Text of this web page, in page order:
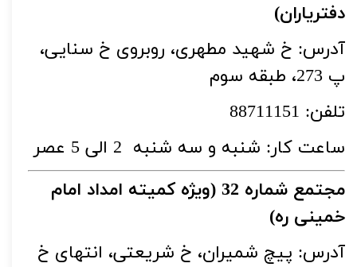
دفتریاران)
آدرس: خ شهید مطهری، روبروی خ سنایی،
پ 273، طبقه سوم
تلفن: 88711151
ساعت کار: شنبه و سه شنبه 2 الی 5 عصر
مجتمع شماره 32 (ویژه کمیته امداد امام
خمینی ره)
آدرس: پیچ شمیران، خ شریعتی، انتهای خ